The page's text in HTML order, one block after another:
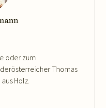
oder zum
Thomas
Holz.